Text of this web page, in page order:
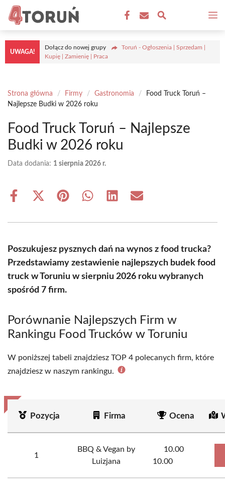
Przejdź
treści
UWAGA!
Dołącz do nowej grupy
Toruń - Ogłoszenia | Sprzedam |
Kupię | Zamienię | Praca
Strona główna / Firmy / Gastronomia /
Food Truck Toruń –
Najlepsze Budki w 2026 roku
Food Truck Toruń – Najlepsze
Budki w 2026 roku
Data dodania: 1 sierpnia 2026 r.
Share
Share
(Twitter)
Share Share Share Share
Poszukujesz pysznych dań na wynos z food trucka?
Przedstawiamy zestawienie najlepszych budek food
truck w Toruniu w sierpniu 2026 roku wybranych
spośród 7 firm.
Porównanie Najlepszych Firm w
Rankingu Food Trucków w Toruniu
W poniższej tabeli znajdziesz TOP 4 polecanych firm, które
znajdziesz w naszym rankingu.
Pozycja Firma Ocena
1
BBQ & Vegan by
Luizjana
10.00
10.00